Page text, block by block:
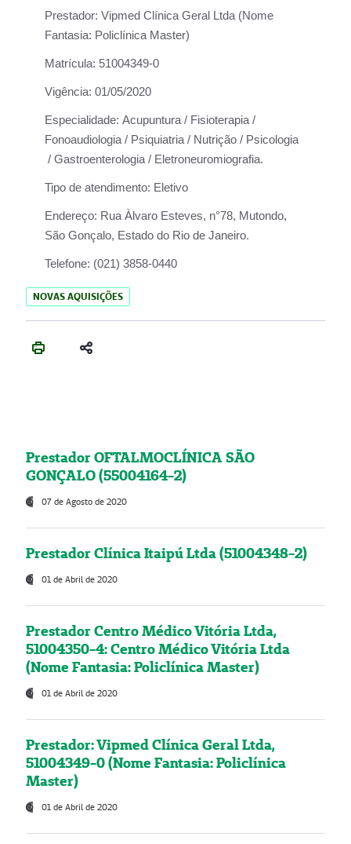
Prestador: Vipmed Clínica Geral Ltda (Nome
Fantasia: Policlínica Master)
Matrícula: 51004349-0
Vigência: 01/05/2020
Especialidade: Acupuntura / Fisioterapia /
Fonoaudiologia / Psiquiatria / Nutrição / Psicologia
/ Gastroenterologia / Eletroneuromiografia.
Tipo de atendimento: Eletivo
Endereço: Rua Àlvaro Esteves, n°78, Mutondo,
São Gonçalo, Estado do Rio de Janeiro.
Telefone: (021) 3858-0440
NOVAS AQUISIÇÕES
Prestador OFTALMOCLÍNICA SÃO
GONÇALO (55004164-2)
07 de Agosto de 2020
Prestador Clínica Itaipú Ltda (51004348-2)
01 de Abril de 2020
Prestador Centro Médico Vitória Ltda,
51004350-4: Centro Médico Vitória Ltda
(Nome Fantasia: Policlínica Master)
01 de Abril de 2020
Prestador: Vipmed Clínica Geral Ltda,
51004349-0 (Nome Fantasia: Policlínica
Master)
01 de Abril de 2020